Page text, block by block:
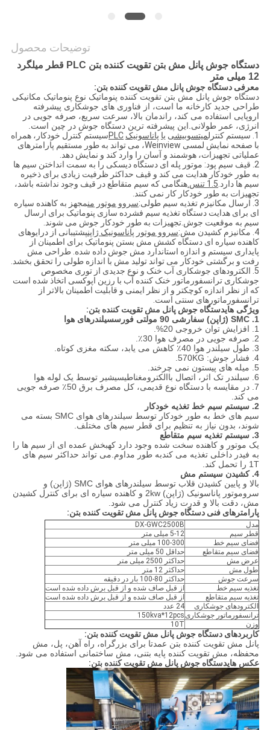
توضیحات محصول
دستگاه جوش پانل مش بتن تقویت کننده بتن PLC قطر میلگرد
12 میلی متر
معرفی دستگاه جوش پانل مش تقویت کننده بتن:
دستگاه جوش پانل مش بتن تقویت کننده پنوماتیک نوع پنوماتیک مکانیکی
طراحی جدید کارخانه ما است، از فناوری های جوشکاری پیشرفته
اروپایی استفاده می کند، راندمان بالا، سرعت سریع، صرفه جویی در
انرژی، عمر طولانی.این پیشرفته ترین دستگاه جوش در چین است.
1. سیستم کنترل
میتسوبیشی یا پاناسونیک PLCسیستم کنترل خودکار، همراه
با صفحه نمایش لمسی Weinview، می تواند به طور مستقیم پارامترهای
عملیاتی تجهیزات، هوشمند و آسان را وارد کند و نمایش دهد.
2. قیف سیم پود: موتور پله ای دستگاه دیسکی را به سمت انداختن سیم ها
به طور خودکار هدایت می کند و قیف حداکثر ظرفیت زیادی برای ذخیره
سیم ها دارد.1.5 تن س.هنگامی که سیم متقاطع در قیف وجود نداشته باشد،
تجهیزات به طور خودکار کار نمی کنند.
3. ارسال مکانیزم تغذیه سیم طولی:
سروو موتور منمجهز به کاهنده سیاره
ای برای هدایت دستگاه تغذیه سیم فشرده سازی پنوماتیک برای ارسال
سیم به موقعیت جوش.تجهیزات به طور خودکار جوش می شوند.
4. مکانیزم کشیدن مش:
سروو موتور پاناسونیک ژاپنپشتیبانی از درایوهای
کاهنده سیاره ای دستگاه کشش مش بستن پنوماتیک برای اطمینان از
پایداری سیستم و اندازه استاندارد مش جوش داده شده. طراحی مش
رفت و برگشتی خودکار می تواند تولید مش با اندازه طولی را تحقق بخشد.
5. الکترودهای جوشکاری آب خنک و نوع جدیدی از توری مخصوص
جوشکاری ترانسفورماتور خنک کننده آب با رزین اپوکسی اتخاذ شده است
که از نظر اندازه کوچکتر و از نظر ایمنی و قابلیت اطمینان بالاتر از
ترانسفورماتورهای سنتی است.
ویژگی هایدستگاه جوش پانل مش تقویت کننده بتن:
1. SMC (ژاپن) سفارشی 90 مولتی فورس
سیلندرهای هوا
1. افزایش توان خروجی 20%.
2. صرفه جویی در مصرف هوا 30٪.
3. طول سیلندر هوا 40٪ کاهش می یابد، سکته مغزی کوتاه.
4. فشار جوش: 570KG.
5. میله های پیستون نمی چرخند.
6. سیلندر تک اثر، اتصال با
الکترومغناطیسیشیر توسط یک لوله هوا
7. در مقایسه با دستگاه نوع قدیمی، کل مصرف برق 50٪ صرفه جویی
می کند.
2. سیستم سیم خط تغذیه خودکار
سیم های خط به طور خودکار توسط سیلندرهای هوای SMC بسته می
شوند، بدون نیاز به تنظیم برای قطر سیم های مختلف.
3. سیستم تغذیه سیم متقاطع
یک موتور و کاهنده سخت شده وجود دارد کهبخش عمده ای از سیم ها را
به فیدر داخلی تغذیه می کندبه طور مداوم.می تواند حداکثر سیم های
1T را تحمل کند.
4. کشیدن سیستم مش
بالا و پایین کشیدن قلاب توسط سیلندرهای هوای SMC (ژاپن) و
سروموتور پاناسونیک (ژاپن) 2kw و کاهنده سیاره ای برای کنترل کشیدن
مش، دقت بالا و قدرت زیاد کنترل می شود.
پارامترهای فنی دستگاه جوش پانل مش تقویت کننده بتن:
مدل
DX-GWC2500B
قطر سیم
5-12 میلی متر
فضای سیم خط
100-300 میلی متر
فضای سیم متقاطع
حداقل 50 میلی متر
عرض مش
حداکثر 2500 میلی متر
طول مش
حداکثر 12 متر
سرعت جوش
حداکثر 80-100 بار در دقیقه
تغذیه سیم خط
از قبل صاف شده و از قبل برش داده شده است
تغذیه سیم متقاطع
از قبل صاف شده و از قبل برش داده شده است
الکترودهای جوشکاری
24 عدد
ترانسفورماتور جوشکاری150kva*12pcs
وزن
10T
کاربردهای دستگاه جوش پانل مش تقویت کننده بتن:
پانل مش تقویت کننده بتن عمدتا برای بزرگراه، راه آهن، پل، مش
محفظه، مش تقویت کننده پایه بتنی، مش ساختمانی استفاده می شود.
عکس هایدستگاه جوش پانل مش تقویت کننده بتن: